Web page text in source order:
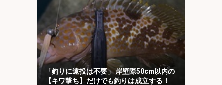
「釣りに遠投は不要」 岸壁際50cm以内の
【キワ撃ち】だけでも釣りは成立する！